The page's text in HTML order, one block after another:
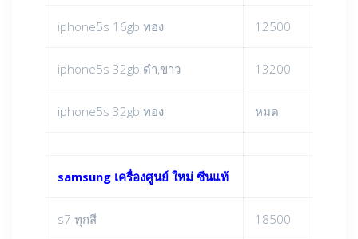
iphone5s 16gb ทอง 12500
iphone5s 32gb ดำ,ขาว 13200
iphone5s 32gb ทอง หมด
samsung เครื่องศูนย์ ใหม่ ซีนแท้
s7 ทุกสี 18500